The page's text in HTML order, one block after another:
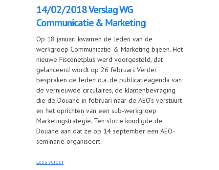
14/02/2018 Verslag WG
Communicatie & Marketing
Op 18 januari kwamen de leden van de
werkgroep Communicatie & Marketing bijeen. Het
nieuwe Fisconetplus werd voorgesteld, dat
gelanceerd wordt op 26 februari. Verder
bespraken de leden o.a. de publicatieagenda van
de vernieuwde circulaires, de klantenbevraging
die de Douane in februari naar de AEO's verstuurt
en het oprichten van een sub-werkgroep
Marketingstrategie. Ten slotte kondigde de
Douane aan dat ze op 14 september een AEO-
seminarie organiseert.
Lees verder